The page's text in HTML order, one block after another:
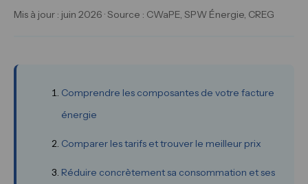
Mis à jour : juin 2026 · Source : CWaPE, SPW Énergie, CREG
Comprendre les composantes de votre facture
énergie
Comparer les tarifs et trouver le meilleur prix
Réduire concrètement sa consommation et ses